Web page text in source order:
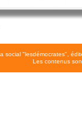
social "lesdémocrates",
Les contenus